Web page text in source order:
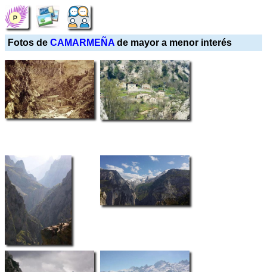
Fotos de CAMARMEÑA de mayor a menor interés